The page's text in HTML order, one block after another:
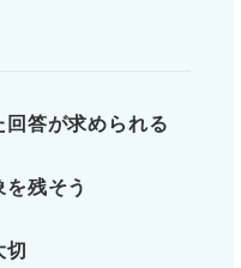
。
答が求められる
残そう